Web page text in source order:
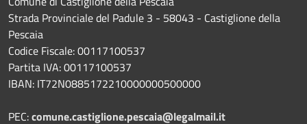
Strada Provinciale del Padule 3 - 58043 - Castiglione della
Pescaia
Codice Fiscale: 00117100537
Partita IVA: 00117100537
IBAN: IT72N0885172210000000500000
PEC:comune.castiglione.pescaia@legalmail.it